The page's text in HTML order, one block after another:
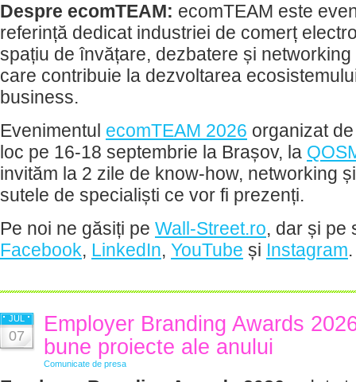
Despre ecomTEAM: ecomTEAM este
referință dedicat industriei de comerț
spațiu de învățare, dezbatere și
care contribuie la dezvoltarea
business.
Evenimentul ecomTEAM 2026 organizat
loc pe 16-18 septembrie la Brașov, la
invităm la 2 zile de know-how, networking
sutele de specialiști ce vor fi prezenți.
Pe noi ne găsiți pe Wall-Street.ro, dar și pe
Facebook, LinkedIn, YouTube și Instagram.
JUL
07
Employer Branding Awards
bune proiecte ale anului
Comunicate de presa